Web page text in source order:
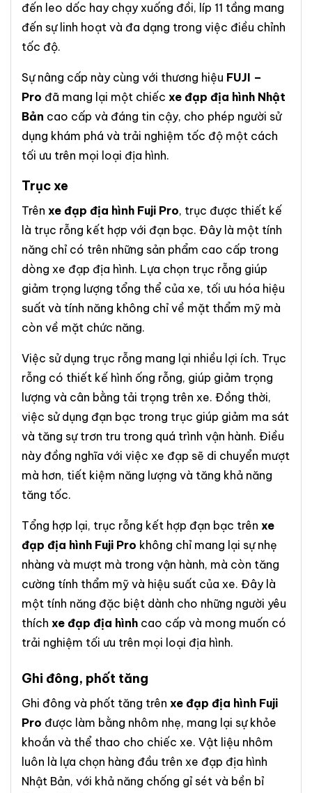
đến leo dốc hay chạy xuống đồi, líp 11 tầng mang
đến sự linh hoạt và đa dạng trong việc điều chỉnh
tốc độ.
Sự nâng cấp này cùng với thương hiệu FUJI –
Pro đã mang lại một chiếc xe đạp địa hình Nhật
Bản cao cấp và đáng tin cậy, cho phép người sử
dụng khám phá và trải nghiệm tốc độ một cách
tối ưu trên mọi loại địa hình.
Trục xe
Trên xe đạp địa hình Fuji Pro, trục được thiết kế
là trục rỗng kết hợp với đạn bạc. Đây là một tính
năng chỉ có trên những sản phẩm cao cấp trong
dòng xe đạp địa hình. Lựa chọn trục rỗng giúp
giảm trọng lượng tổng thể của xe, tối ưu hóa hiệu
suất và tính năng không chỉ về mặt thẩm mỹ mà
còn về mặt chức năng.
Việc sử dụng trục rỗng mang lại nhiều lợi ích. Trục
rỗng có thiết kế hình ống rỗng, giúp giảm trọng
lượng và cân bằng tải trọng trên xe. Đồng thời,
việc sử dụng đạn bạc trong trục giúp giảm ma sát
và tăng sự trơn tru trong quá trình vận hành. Điều
này đồng nghĩa với việc xe đạp sẽ di chuyển mượt
mà hơn, tiết kiệm năng lượng và tăng khả năng
tăng tốc.
Tổng hợp lại, trục rỗng kết hợp đạn bạc trên xe
đạp địa hình Fuji Pro không chỉ mang lại sự nhẹ
nhàng và mượt mà trong vận hành, mà còn tăng
cường tính thẩm mỹ và hiệu suất của xe. Đây là
một tính năng đặc biệt dành cho những người yêu
thích xe đạp địa hình cao cấp và mong muốn có
trải nghiệm tối ưu trên mọi loại địa hình.
Ghi đông, phốt tăng
Ghi đông và phốt tăng trên xe đạp địa hình Fuji
Pro được làm bằng nhôm nhẹ, mang lại sự khỏe
khoắn và thể thao cho chiếc xe. Vật liệu nhôm
luôn là lựa chọn hàng đầu trên xe đạp địa hình
Nhật Bản, với khả năng chống gỉ sét và bền bỉ